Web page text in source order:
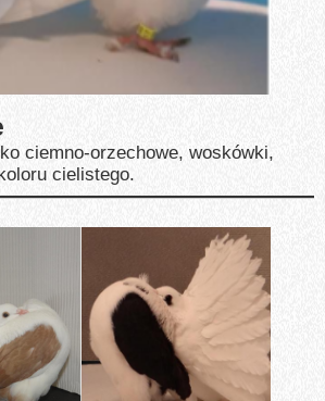
ciemno-orzechowe, woskówki,
cielistego.